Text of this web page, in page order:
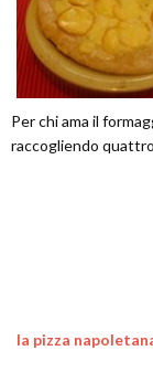
Per chi ama il
raccogliendo
la pizza